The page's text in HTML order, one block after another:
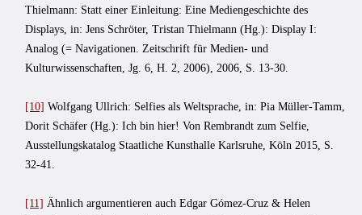
Thielmann: Statt einer Einleitung: Eine Mediengeschichte des
Displays, in: Jens Schröter, Tristan Thielmann (Hg.): Display I:
Analog (= Navigationen. Zeitschrift für Medien- und
Kulturwissenschaften, Jg. 6, H. 2, 2006), 2006, S. 13-30.
[10] Wolfgang Ullrich: Selfies als Weltsprache, in: Pia Müller-Tamm,
Dorit Schäfer (Hg.): Ich bin hier! Von Rembrandt zum Selfie,
Ausstellungskatalog Staatliche Kunsthalle Karlsruhe, Köln 2015, S.
32-41.
[11] Ähnlich argumentieren auch Edgar Gómez-Cruz & Helen